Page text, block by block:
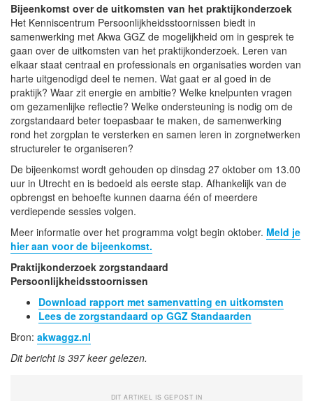
Bijeenkomst over de uitkomsten van het praktijkonderzoek
Het Kenniscentrum Persoonlijkheidsstoornissen biedt in
samenwerking met Akwa GGZ de mogelijkheid om in gesprek te
gaan over de uitkomsten van het praktijkonderzoek. Leren van
elkaar staat centraal en professionals en organisaties worden van
harte uitgenodigd deel te nemen. Wat gaat er al goed in de
praktijk? Waar zit energie en ambitie? Welke knelpunten vragen
om gezamenlijke reflectie? Welke ondersteuning is nodig om de
zorgstandaard beter toepasbaar te maken, de samenwerking
rond het zorgplan te versterken en samen leren in zorgnetwerken
structureler te organiseren?
De bijeenkomst wordt gehouden op dinsdag 27 oktober om 13.00
uur in Utrecht en is bedoeld als eerste stap. Afhankelijk van de
opbrengst en behoefte kunnen daarna één of meerdere
verdiepende sessies volgen.
Meer informatie over het programma volgt begin oktober. Meld je
hier aan voor de bijeenkomst.
Praktijkonderzoek zorgstandaard
Persoonlijkheidsstoornissen
Download rapport met samenvatting en uitkomsten
Lees de zorgstandaard op GGZ Standaarden
Bron: akwaggz.nl
Dit bericht is 397 keer gelezen.
DIT ARTIKEL IS GEPOST IN